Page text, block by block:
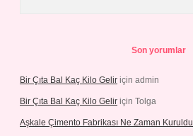
Son yorumlar
Bir Çıta Bal Kaç Kilo Gelir için admin
Bir Çıta Bal Kaç Kilo Gelir için Tolga
Aşkale Çimento Fabrikası Ne Zaman Kuruldu